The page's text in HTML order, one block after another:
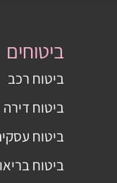
ביטוחים
ביטוח רכב
ביטוח דירה
ביטוח
ביטוח